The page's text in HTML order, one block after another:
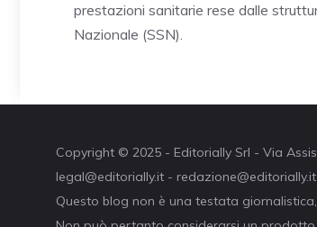
prestazioni sanitarie rese dalle
Nazionale (SSN).
Copyright © 2025 - Editorially Srl - Via
legal@editorially.it - redazione@editorially.it
Questo blog non è una testata